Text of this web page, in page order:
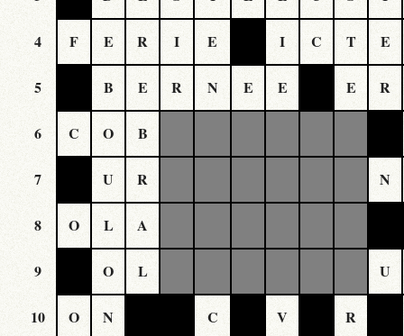
4 F E R I E I C T E
5 B E R N E E E R
6 C O B
7 U R N
8 O L A
9 O L U
10 O N C V R